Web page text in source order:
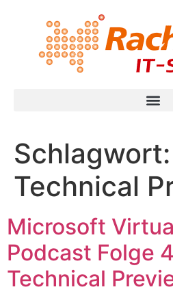
Schlagwort:
Technical
Microsoft
Podcast Folge
Technical